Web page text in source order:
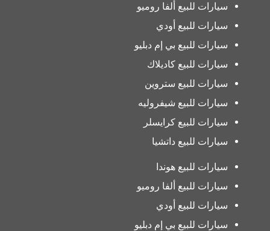
سيارات للبيع ألفا روميو
سيارات للبيع أودي
سيارات للبيع بي إم دبليو
سيارات للبيع كاديلاك
سيارات للبيع ستروين
سيارات للبيع شيفروليه
سيارات للبيع كرايسلر
سيارات للبيع داتشيا
سيارات للبيع هوندا
سيارات للبيع ألفا روميو
سيارات للبيع أودي
سيارات للبيع بي إم دبليو